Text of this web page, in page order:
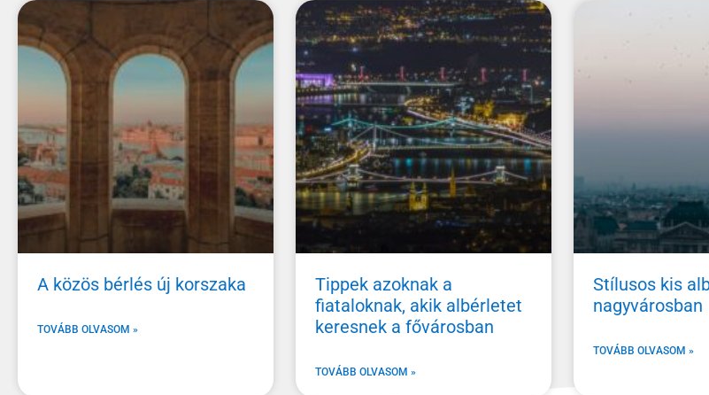
A közös bérlés új korszaka
TOVÁBB OLVASOM »
Tippek azoknak a
fiataloknak, akik albérletet
keresnek a fővárosban
TOVÁBB OLVASOM »
Stílusos kis
nagyvárosban
TOVÁBB OLVASOM »